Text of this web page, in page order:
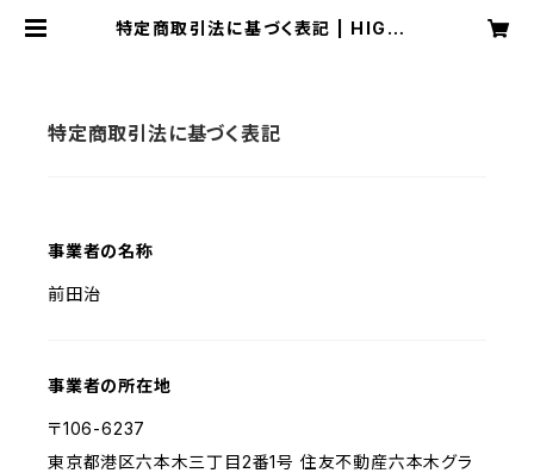
特定商取引法に基づく表記 | HIGH F
特定商取引法に基づく表記
事業者の名称
前田治
事業者の所在地
〒106-6237
東京都港区六本木三丁目2番1号 住友不動産六本木グラ